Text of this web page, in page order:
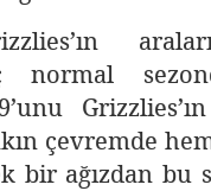
çevremde
bir ağızdan bu